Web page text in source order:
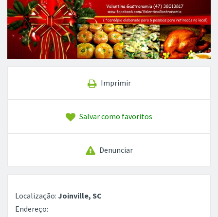
Imprimir
Salvar como favoritos
Denunciar
Localização: Joinville, SC
Endereço: